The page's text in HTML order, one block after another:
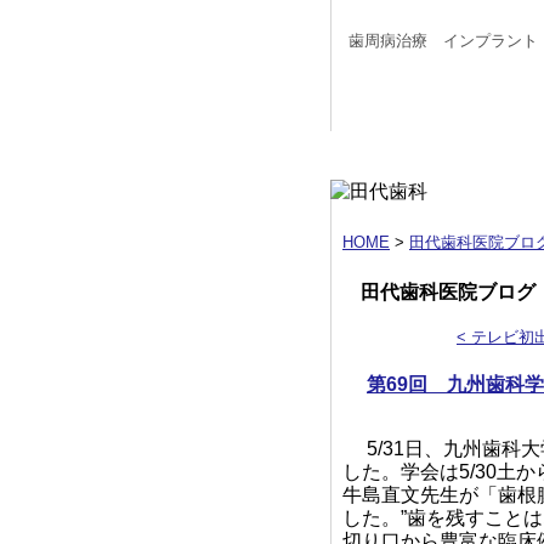
歯周病治療 インプラン
HOME > 田代歯科医院ブロ
田代歯科医院ブログ
< テレビ初
第69回 九州歯科
5/31日、九州歯科
した。学会は5/30土
牛島直文先生が「歯
した。”歯を残すこと